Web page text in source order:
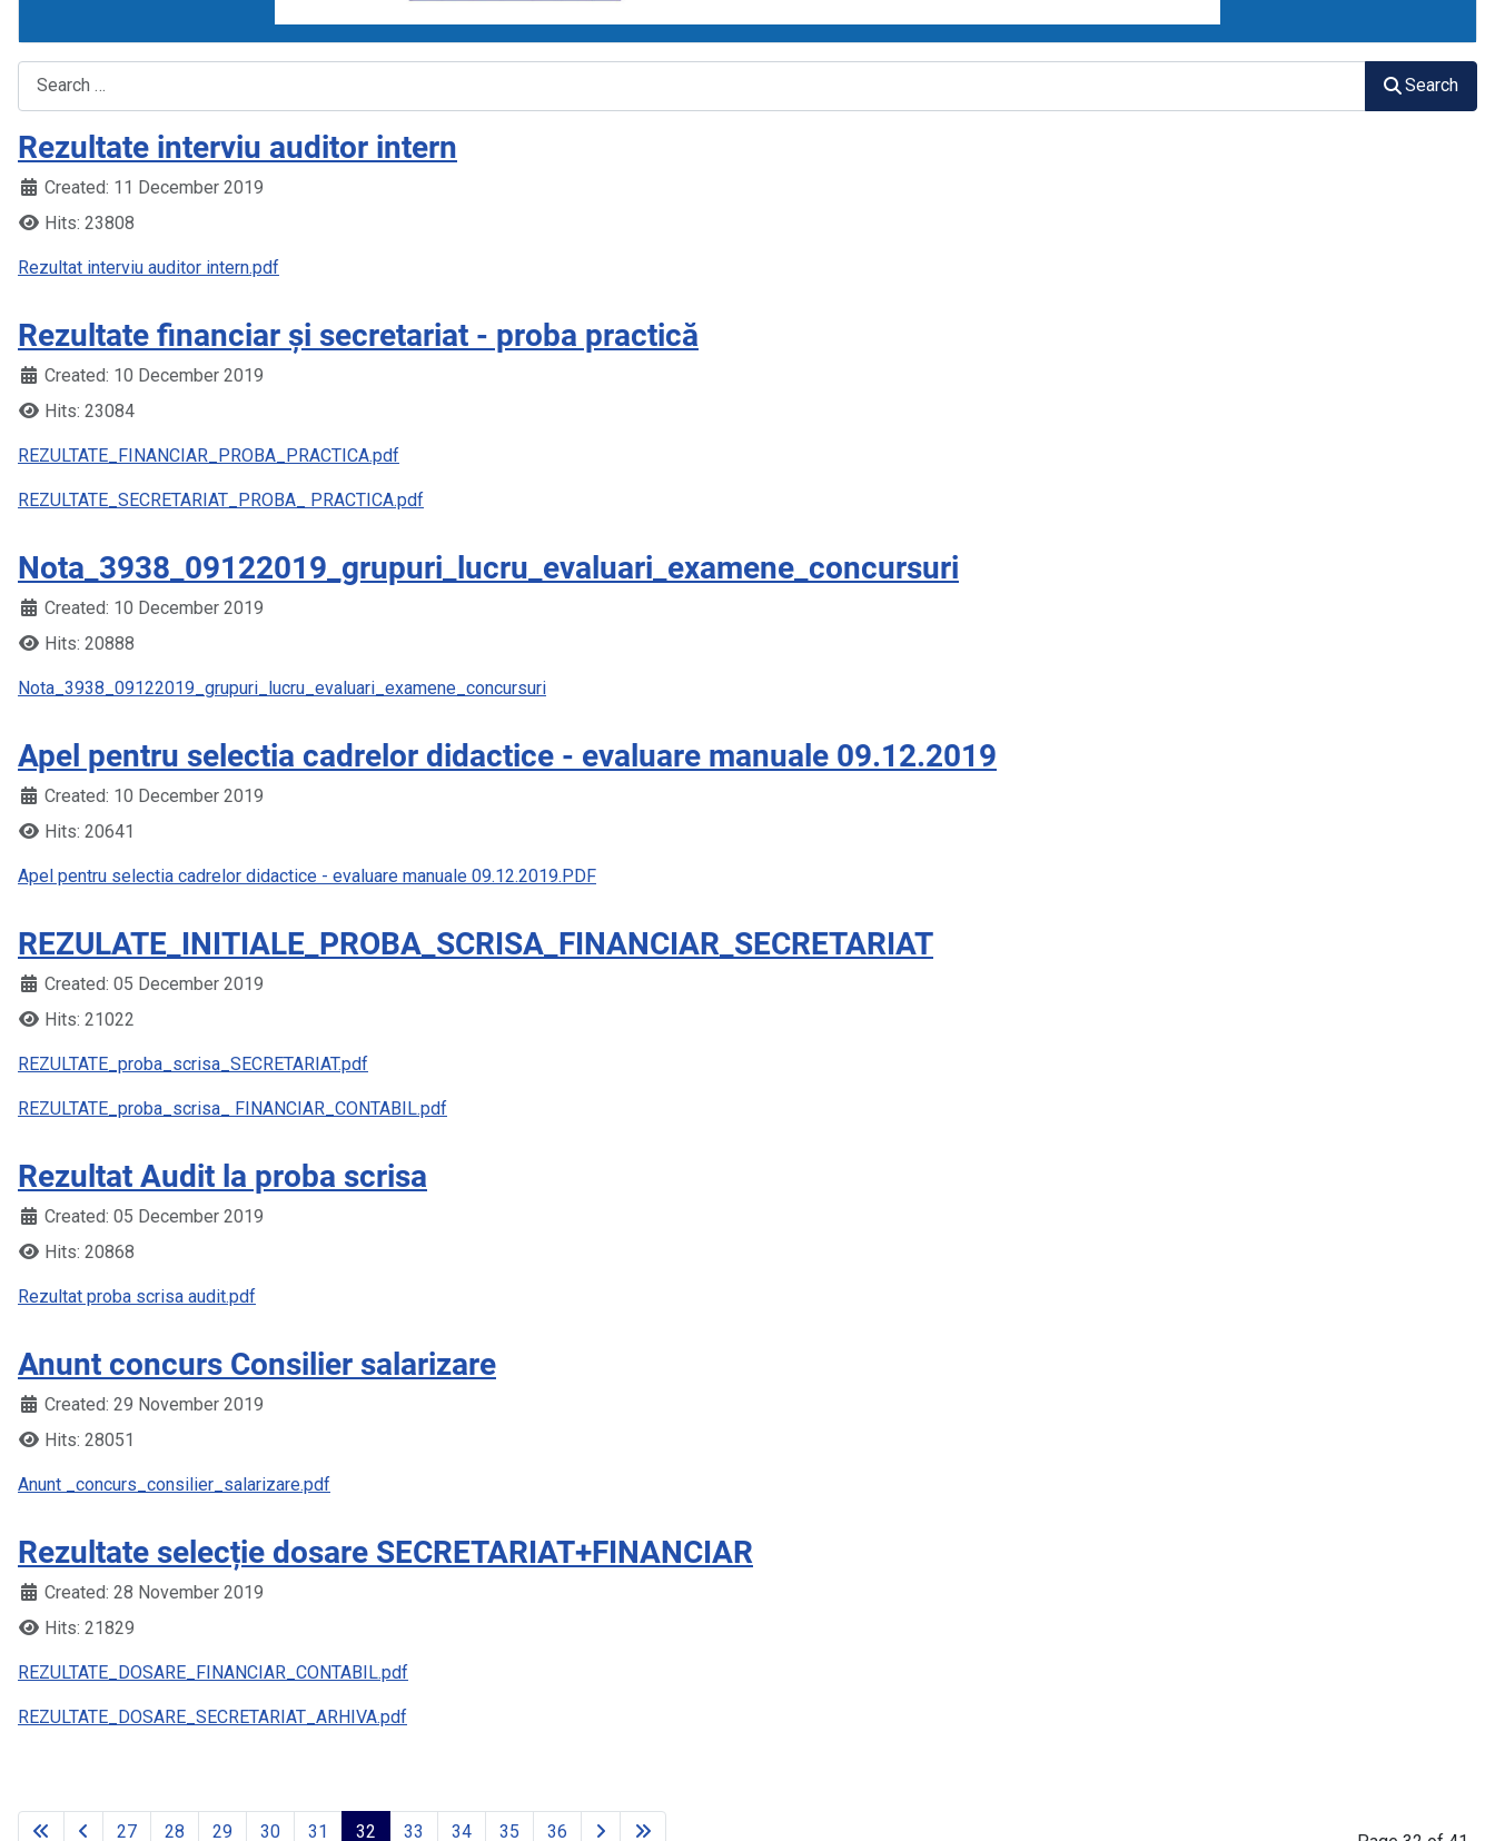
Search
Rezultate interviu auditor intern
Created: 11 December 2019
Hits: 23808
Rezultat interviu auditor intern.pdf
Rezultate financiar și secretariat - proba practică
Created: 10 December 2019
Hits: 23084
REZULTATE_FINANCIAR_PROBA_PRACTICA.pdf
REZULTATE_SECRETARIAT_PROBA_ PRACTICA.pdf
Nota_3938_09122019_grupuri_lucru_evaluari_examene_concursuri
Created: 10 December 2019
Hits: 20888
Nota_3938_09122019_grupuri_lucru_evaluari_examene_concursuri
Apel pentru selectia cadrelor didactice - evaluare manuale 09.12.2019
Created: 10 December 2019
Hits: 20641
Apel pentru selectia cadrelor didactice - evaluare manuale 09.12.2019.PDF
REZULATE_INITIALE_PROBA_SCRISA_FINANCIAR_SECRETARIAT
Created: 05 December 2019
Hits: 21022
REZULTATE_proba_scrisa_SECRETARIAT.pdf
REZULTATE_proba_scrisa_ FINANCIAR_CONTABIL.pdf
Rezultat Audit la proba scrisa
Created: 05 December 2019
Hits: 20868
Rezultat proba scrisa audit.pdf
Anunt concurs Consilier salarizare
Created: 29 November 2019
Hits: 28051
Anunt _concurs_consilier_salarizare.pdf
Rezultate selecție dosare SECRETARIAT+FINANCIAR
Created: 28 November 2019
Hits: 21829
REZULTATE_DOSARE_FINANCIAR_CONTABIL.pdf
REZULTATE_DOSARE_SECRETARIAT_ARHIVA.pdf
27 28 29 30 31 32 33 34 35 36